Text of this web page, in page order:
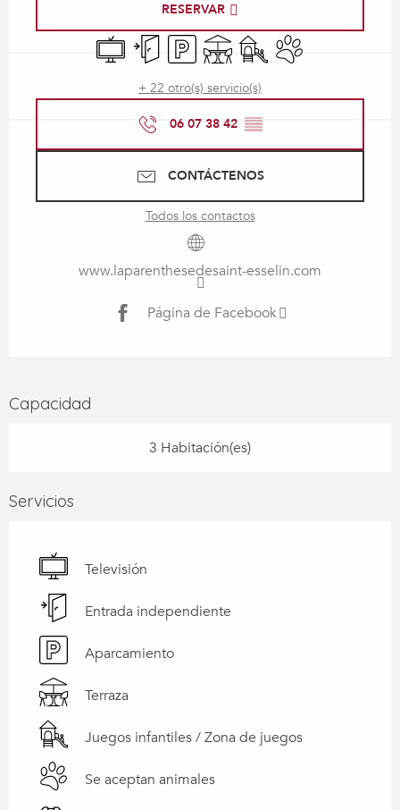
RESERVAR
TelevisiónEntrada independiente
Aparcamiento
TerrazaJuegos infantiles / Zona
Se aceptan
+ 22 otro(s) servicio(s)
06 07 38 42 ▒▒
CONTÁCTENOS
Todos los contactos
www.laparenthesedesaint-esselin.com
Página de Facebook
Capacidad
3 Habitación(es)
Servicios
Televisión
Entrada independiente
Aparcamiento
Terraza
Juegos infantiles / Zona de juegos
Se aceptan animales